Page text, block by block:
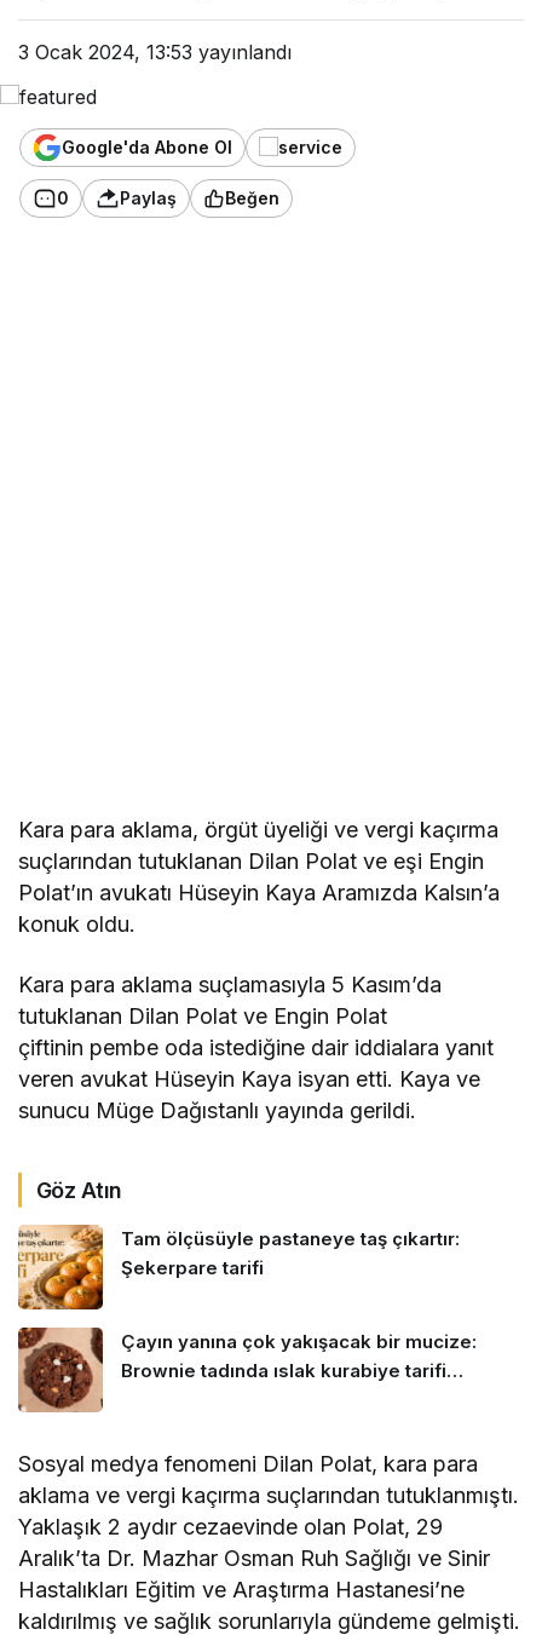
3 Ocak 2024, 13:53 yayınlandı
Google'da Abone Ol
0 Paylaş Beğen
Kara para aklama, örgüt üyeliği ve vergi kaçırma
suçlarından tutuklanan Dilan Polat ve eşi Engin
Polat’ın avukatı Hüseyin Kaya Aramızda Kalsın’a
konuk oldu.
Kara para aklama suçlamasıyla 5 Kasım’da
tutuklanan Dilan Polat ve Engin Polat
çiftinin pembe oda istediğine dair iddialara yanıt
veren avukat Hüseyin Kaya isyan etti. Kaya ve
sunucu Müge Dağıstanlı yayında gerildi.
Göz Atın
Tam ölçüsüyle pastaneye taş çıkartır:
Şekerpare tarifi
Çayın yanına çok yakışacak bir mucize:
Brownie tadında ıslak kurabiye tarifi…
Sosyal medya fenomeni Dilan Polat, kara para
aklama ve vergi kaçırma suçlarından tutuklanmıştı.
Yaklaşık 2 aydır cezaevinde olan Polat, 29
Aralık’ta Dr. Mazhar Osman Ruh Sağlığı ve Sinir
Hastalıkları Eğitim ve Araştırma Hastanesi’ne
kaldırılmış ve sağlık sorunlarıyla gündeme gelmişti.